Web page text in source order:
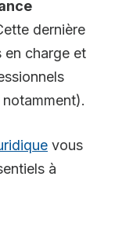
dernière
en charge et
vous
à